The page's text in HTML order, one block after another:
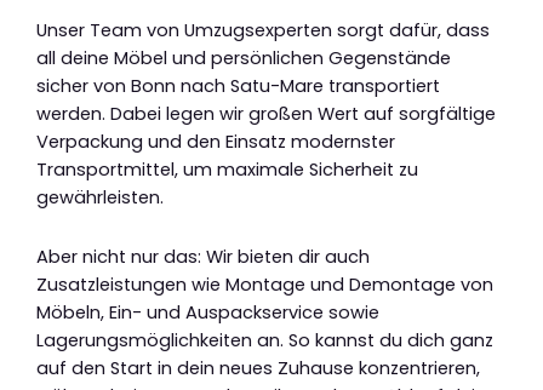
Unser Team von Umzugsexperten sorgt dafür, dass
all deine Möbel und persönlichen Gegenstände
sicher von Bonn nach Satu-Mare transportiert
werden. Dabei legen wir großen Wert auf sorgfältige
Verpackung und den Einsatz modernster
Transportmittel, um maximale Sicherheit zu
gewährleisten.
Aber nicht nur das: Wir bieten dir auch
Zusatzleistungen wie Montage und Demontage von
Möbeln, Ein- und Auspackservice sowie
Lagerungsmöglichkeiten an. So kannst du dich ganz
auf den Start in dein neues Zuhause konzentrieren,